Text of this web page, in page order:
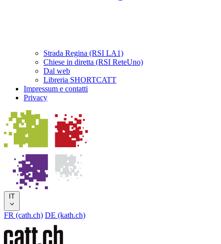
Strada Regina (RSI LA1)
Chiese in diretta (RSI ReteUno)
Dal web
Libreria SHORTCATT
Impressum e contatti
Privacy
IT
FR (cath.ch) DE (kath.ch)